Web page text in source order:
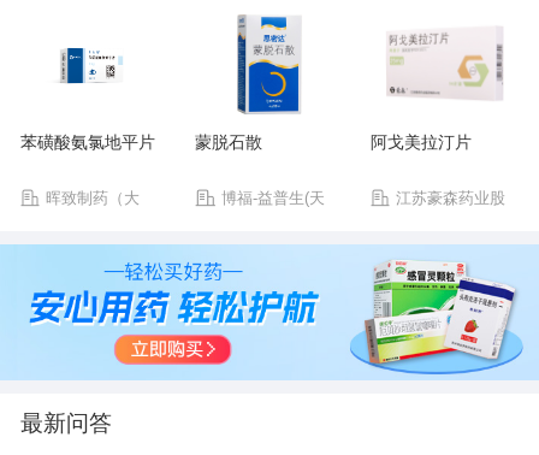
限公司
苯磺酸氨氯地平片
晖致制药（大
蒙脱石散
博福-益普生(天
阿戈美拉汀片
江苏豪森药业股
最新问答